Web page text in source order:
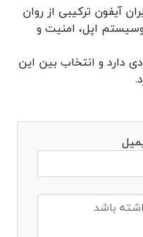
آیفون ترکیبی از روان
اپل، امنیت و
دارد و انتخاب بین این